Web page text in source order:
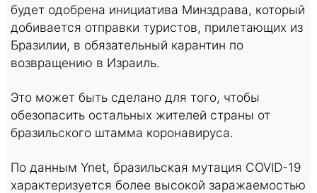
будет одобрена инициатива Минздрава, который
добивается отправки туристов, прилетающих из
Бразилии, в обязательный карантин по
возвращению в Израиль.
Это может быть сделано для того, чтобы
обезопасить остальных жителей страны от
бразильского штамма коронавируса.
По данным Ynet, бразильская мутация COVID-19
характеризуется более высокой заражаемостью